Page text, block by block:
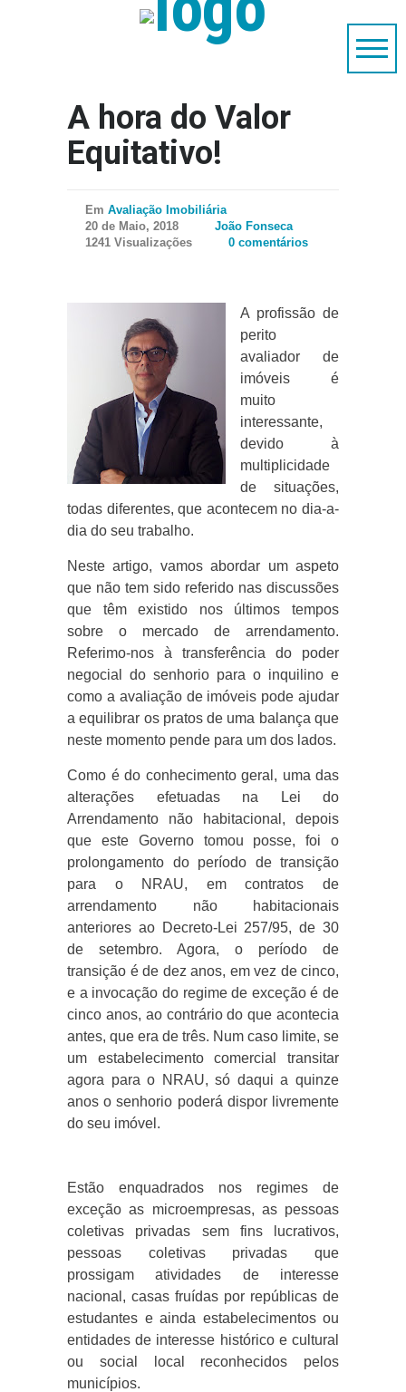
A hora do Valor
Equitativo!
Em Avaliação Imobiliária
20 de Maio, 2018
João Fonseca
1241 Visualizações
0 comentários
A profissão de
perito
avaliador de
imóveis é
muito
interessante,
devido à
multiplicidade
de situações,
todas diferentes, que acontecem no dia-a-
dia do seu trabalho.
Neste artigo, vamos abordar um aspeto
que não tem sido referido nas discussões
que têm existido nos últimos tempos
sobre o mercado de arrendamento.
Referimo-nos à transferência do poder
negocial do senhorio para o inquilino e
como a avaliação de imóveis pode ajudar
a equilibrar os pratos de uma balança que
neste momento pende para um dos lados.
Como é do conhecimento geral, uma das
alterações efetuadas na Lei do
Arrendamento não habitacional, depois
que este Governo tomou posse, foi o
prolongamento do período de transição
para o NRAU, em contratos de
arrendamento não habitacionais
anteriores ao Decreto-Lei 257/95, de 30
de setembro. Agora, o período de
transição é de dez anos, em vez de cinco,
e a invocação do regime de exceção é de
cinco anos, ao contrário do que acontecia
antes, que era de três. Num caso limite, se
um estabelecimento comercial transitar
agora para o NRAU, só daqui a quinze
anos o senhorio poderá dispor livremente
do seu imóvel.
Estão enquadrados nos regimes de
exceção as microempresas, as pessoas
coletivas privadas sem fins lucrativos,
pessoas coletivas privadas que
prossigam atividades de interesse
nacional, casas fruídas por repúblicas de
estudantes e ainda estabelecimentos ou
entidades de interesse histórico e cultural
ou social local reconhecidos pelos
municípios.